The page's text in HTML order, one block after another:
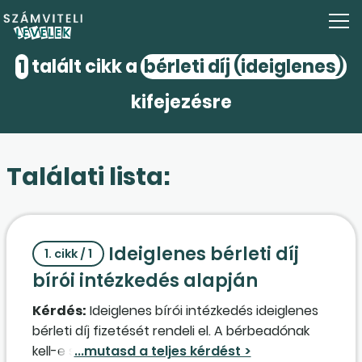
1 talált cikk a bérleti díj (ideiglenes)
kifejezésre
Találati lista:
1. cikk / 1
Ideiglenes bérleti díj
bírói intézkedés alapján
Kérdés: Ideiglenes bírói intézkedés ideiglenes
bérleti díj fizetését rendeli el. A bérbeadónak
kell-e számlát kiállítania, vagy a bérleti díj